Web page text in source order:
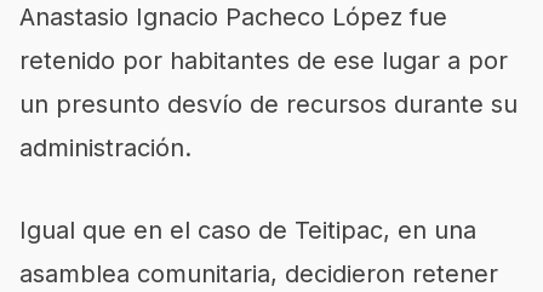
Anastasio Ignacio Pacheco López fue
retenido por habitantes de ese lugar a por
un presunto desvío de recursos durante su
administración.
Igual que en el caso de Teitipac, en una
asamblea comunitaria, decidieron retener